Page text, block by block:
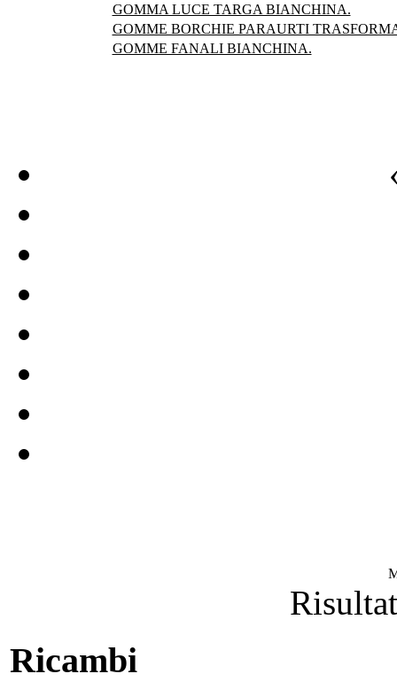
GOMMA LUCE TARGA BIANCHINA.
GOMME BORCHIE PARAURTI
GOMME FANALI BIANCHINA.
Ricambi